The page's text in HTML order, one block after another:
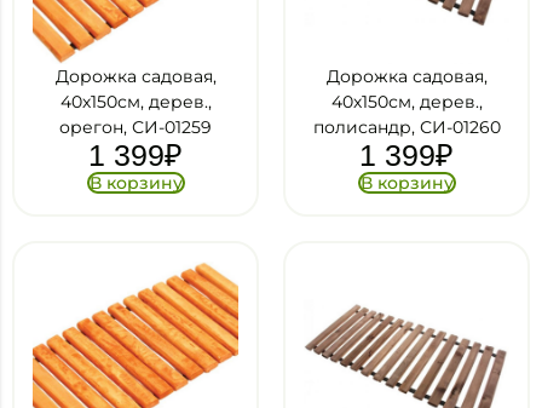
Дорожка садовая,
40х150см, дерев.,
орегон, СИ-01259
1 399₽
В корзину
Дорожка садовая,
40х150см, дерев.,
полисандр, СИ-01260
1 399₽
В корзину